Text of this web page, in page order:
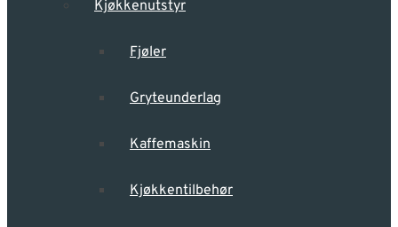
Kjøkkenutstyr
Fjøler
Gryteunderlag
Kaffemaskin
Kjøkkentilbehør